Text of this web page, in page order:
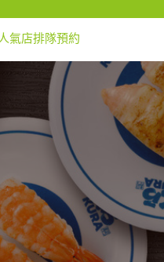
氣店排隊預約